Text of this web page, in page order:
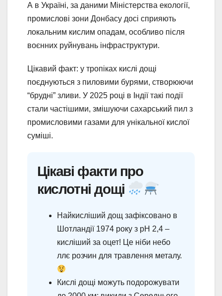
А в Україні, за даними Міністерства екології,
промислові зони Донбасу досі сприяють
локальним кислим опадам, особливо після
воєнних руйнувань інфраструктури.
Цікавий факт: у тропіках кислі дощі
поєднуються з пиловими бурями, створюючи
“брудні” зливи. У 2025 році в Індії такі події
стали частішими, змішуючи сахарський пил з
промисловими газами для унікальної кислої
суміші.
Цікаві факти про
кислотні дощі
Найкисліший дощ зафіксовано в
Шотландії 1974 року з pH 2,4 –
кисліший за оцет! Це ніби небо
ллє розчин для травлення металу.
Кислі дощі можуть подорожувати